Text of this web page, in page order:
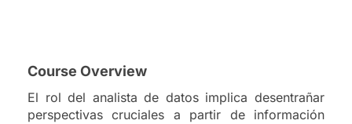
Course Overview
El rol del analista de datos implica desentrañar
perspectivas cruciales a partir de información